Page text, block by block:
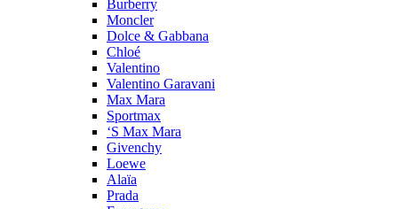
Burberry
Moncler
Dolce & Gabbana
Chloé
Valentino
Valentino Garavani
Max Mara
Sportmax
‘S Max Mara
Givenchy
Loewe
Alaïa
Prada